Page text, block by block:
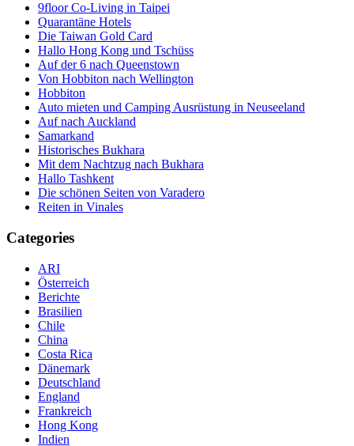
9floor Co-Living in Taipei
Quarantäne Hotels
Die Taiwan Gold Card
Hallo Hong Kong und Tschüss
Auf der 6 nach Queenstown
Von Hobbiton nach Wellington
Hobbiton
Auto mieten und Camping Ausrüstung in Neuseeland
Auf nach Auckland
Samarkand
Historisches Bukhara
Mit dem Nachtzug nach Bukhara
Hallo Tashkent
Die schönen Seiten von Varadero
Reiten in Vinales
Categories
ARI
Österreich
Berichte
Brasilien
Chile
China
Costa Rica
Dänemark
Deutschland
England
Frankreich
Hong Kong
Indien